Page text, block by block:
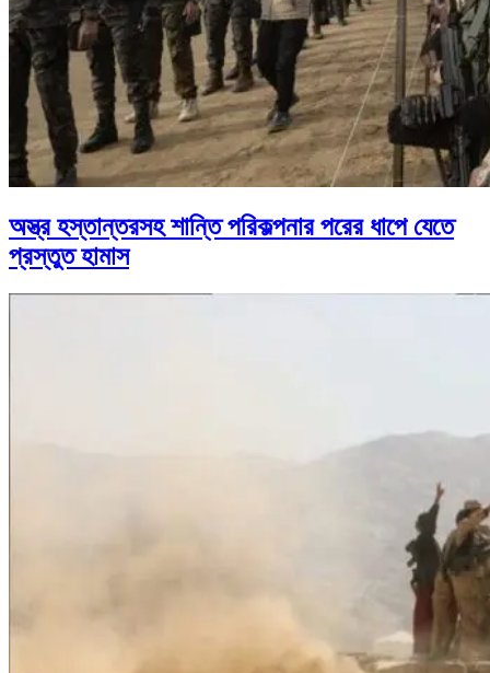
অস্ত্র হস্তান্তরসহ শান্তি পরিকল্পনার পরের ধাপে যেতে
প্রস্তুত হামাস